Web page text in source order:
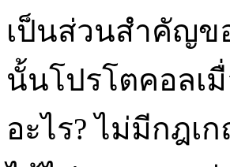
เป็นส่วนสำคัญข
นั้นโปรโตคอลเ
อะไร? ไม่มีกฎเ